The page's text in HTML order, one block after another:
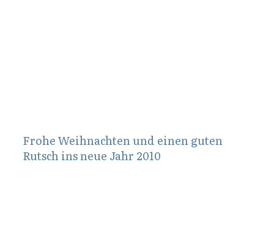
Frohe Weihnachten und einen guten
Rutsch ins neue Jahr 2010